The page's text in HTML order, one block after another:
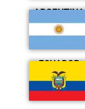
ARGENTINA
ECUADOR